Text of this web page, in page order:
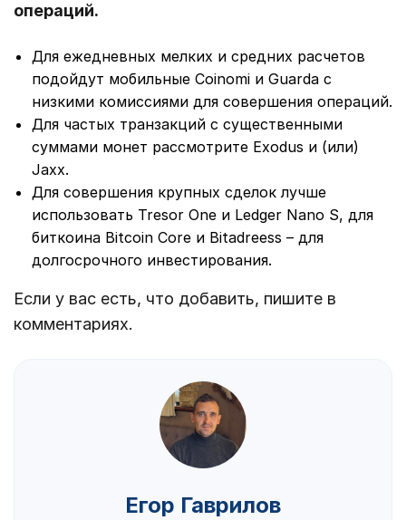
операций.
Для ежедневных мелких и средних расчетов
подойдут мобильные Coinomi и Guarda с
низкими комиссиями для совершения операций.
Для частых транзакций с существенными
суммами монет рассмотрите Exodus и (или)
Jaxx.
Для совершения крупных сделок лучше
использовать Tresor One и Ledger Nanо S, для
биткоина Bitcoin Core и Bitadreess – для
долгосрочного инвестирования.
Если у вас есть, что добавить, пишите в
комментариях.
Егор Гаврилов